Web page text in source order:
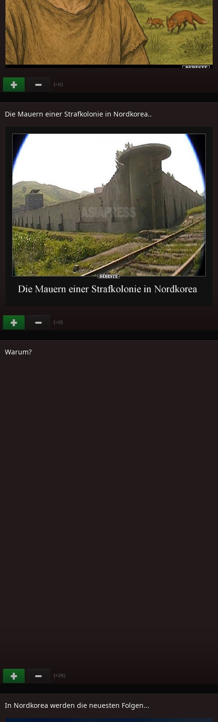
(+31)
Die Mauern einer Strafkolonie in Nordkorea..
(+23)
Warum?
(+26)
In Nordkorea werden die neuesten Folgen...